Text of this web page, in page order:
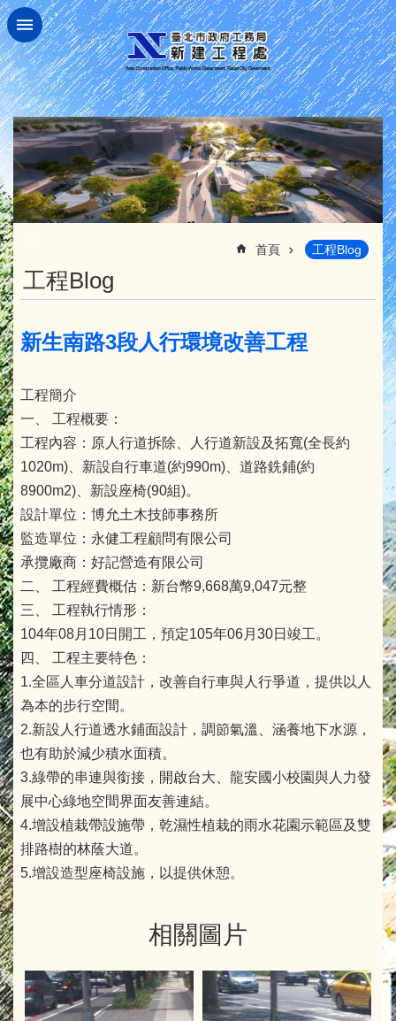
跳到主要內容區塊
首頁 工程Blog
工程Blog
新生南路3段人行環境改善工程
工程簡介
一、 工程概要：
工程內容：原人行道拆除、人行道新設及拓寬(全長約
1020m)、新設自行車道(約990m)、道路銑鋪(約
8900m2)、新設座椅(90組)。
設計單位：博允土木技師事務所
監造單位：永健工程顧問有限公司
承攬廠商：好記營造有限公司
二、 工程經費概估：新台幣9,668萬9,047元整
三、 工程執行情形：
104年08月10日開工，預定105年06月30日竣工。
四、 工程主要特色：
1.全區人車分道設計，改善自行車與人行爭道，提供以人
為本的步行空間。
2.新設人行道透水鋪面設計，調節氣溫、涵養地下水源，
也有助於減少積水面積。
3.綠帶的串連與銜接，開啟台大、龍安國小校園與人力發
展中心綠地空間界面友善連結。
4.增設植栽帶設施帶，乾濕性植栽的雨水花園示範區及雙
排路樹的林蔭大道。
5.增設造型座椅設施，以提供休憩。
相關圖片